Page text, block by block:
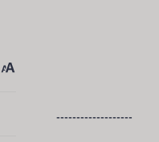
-------------------